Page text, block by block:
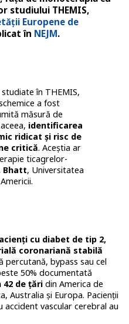
studiului THEMIS,
Europene de
în NEJM.
în THEMIS,
a fost
măsură de
identificarea
ridicat și risc de
critică. Aceștia ar
ticagrelor-
Bhatt, Universitatea
cu diabet de tip 2,
coronariană stabilă
bypass sau cel
50% documentată
42 de țăridin America de
Australia și Europa. Pacienții
vascular cerebral au